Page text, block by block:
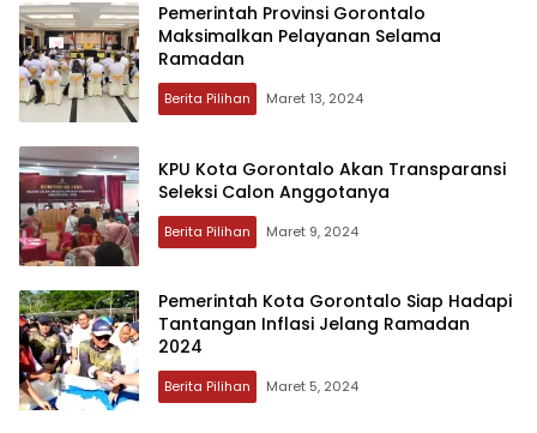
Pemerintah Provinsi Gorontalo
Maksimalkan Pelayanan Selama
Ramadan
Berita Pilihan Maret 13, 2024
KPU Kota Gorontalo Akan Transparansi
Seleksi Calon Anggotanya
Berita Pilihan Maret 9, 2024
Pemerintah Kota Gorontalo Siap Hadapi
Tantangan Inflasi Jelang Ramadan
2024
Berita Pilihan Maret 5, 2024